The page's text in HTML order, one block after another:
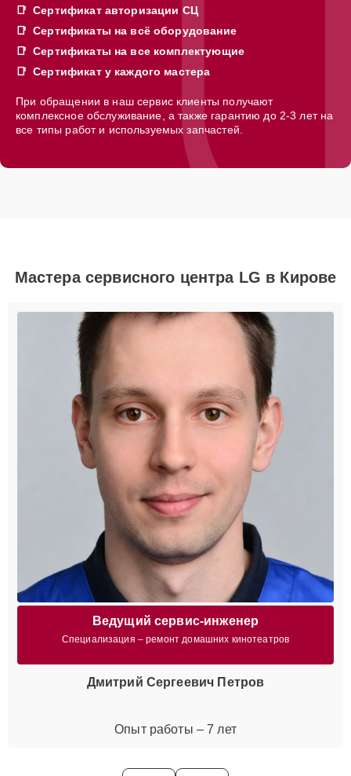
Сертификат авторизации СЦ
Сертификаты на всё оборудование
Сертификаты на все комплектующие
Сертификат у каждого мастера
При обращении в наш сервис клиенты получают
комплексное обслуживание, а также гарантию до 2-3 лет на
все типы работ и используемых запчастей.
Мастера сервисного центра LG в Кирове
Ведущий сервис-инженер
Специализация – ремонт домашних кинотеатров
Дмитрий Сергеевич Петров
Опыт работы – 7 лет